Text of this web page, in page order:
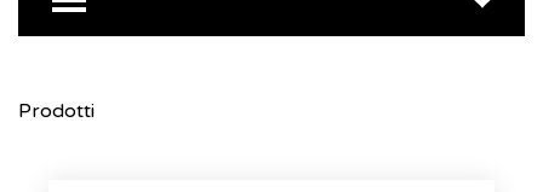
Prodotti